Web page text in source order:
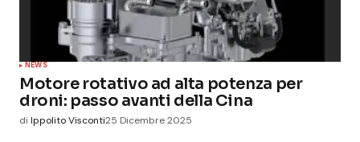
NEWS
Motore rotativo ad alta potenza per
droni: passo avanti della Cina
di Ippolito Visconti25 Dicembre 2025